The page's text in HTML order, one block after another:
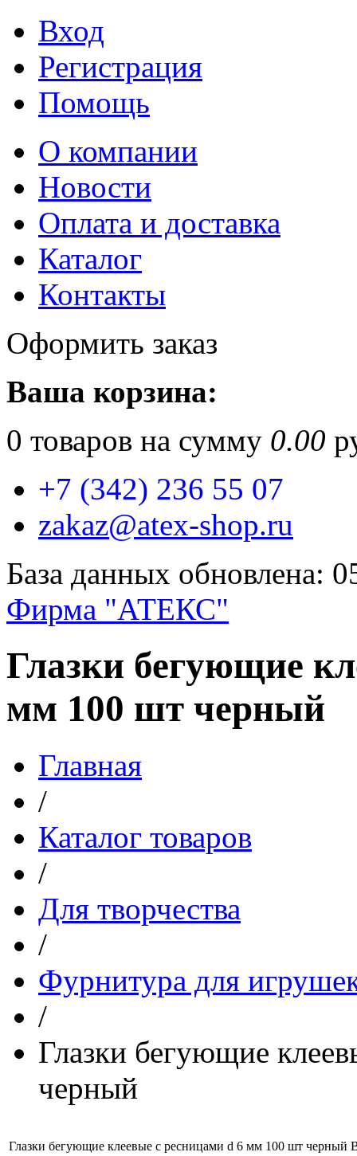
Вход
Регистрация
Помощь
О компании
Новости
Оплата и доставка
Каталог
Контакты
Оформить заказ
Ваша корзина:
0 товаров на сумму 0.00
+7 (342) 236 55 07
zakaz@atex-shop.ru
База данных обновлена:
Фирма "АТЕКС"
Глазки бегующие
мм 100 шт черный
Главная
/
Каталог товаров
/
Для творчества
/
Фурнитура для
/
Глазки бегующие
черный
Глазки бегующие клеевые с ресницами d 6 мм 100 шт черный